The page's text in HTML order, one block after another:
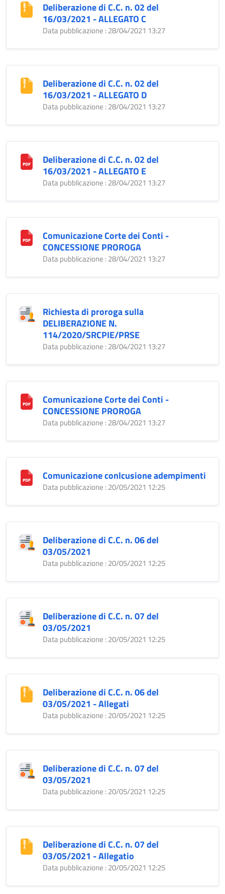
Deliberazione di C.C. n. 02 del
16/03/2021 - ALLEGATO C
Data pubblicazione : 28/04/2021 13:27
Deliberazione di C.C. n. 02 del
16/03/2021 - ALLEGATO D
Data pubblicazione : 28/04/2021 13:27
Deliberazione di C.C. n. 02 del
16/03/2021 - ALLEGATO E
Data pubblicazione : 28/04/2021 13:27
Comunicazione Corte dei Conti -
CONCESSIONE PROROGA
Data pubblicazione : 28/04/2021 13:27
Richiesta di proroga sulla
DELIBERAZIONE N.
114/2020/SRCPIE/PRSE
Data pubblicazione : 28/04/2021 13:27
Comunicazione Corte dei Conti -
CONCESSIONE PROROGA
Data pubblicazione : 28/04/2021 13:27
Comunicazione conlcusione adempimenti
Data pubblicazione : 20/05/2021 12:25
Deliberazione di C.C. n. 06 del
03/05/2021
Data pubblicazione : 20/05/2021 12:25
Deliberazione di C.C. n. 07 del
03/05/2021
Data pubblicazione : 20/05/2021 12:25
Deliberazione di C.C. n. 06 del
03/05/2021 - Allegati
Data pubblicazione : 20/05/2021 12:25
Deliberazione di C.C. n. 07 del
03/05/2021
Data pubblicazione : 20/05/2021 12:25
Deliberazione di C.C. n. 07 del
03/05/2021 - Allegatio
Data pubblicazione : 20/05/2021 12:25